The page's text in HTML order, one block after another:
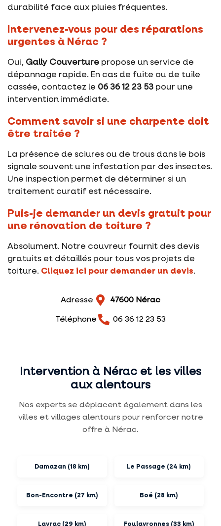
durabilité face aux pluies fréquentes.
Intervenez-vous pour des réparations
urgentes à Nérac ?
Oui, Gally Couverture propose un service de
dépannage rapide. En cas de fuite ou de tuile
cassée, contactez le 06 36 12 23 53 pour une
intervention immédiate.
Comment savoir si une charpente doit
être traitée ?
La présence de sciures ou de trous dans le bois
signale souvent une infestation par des insectes.
Une inspection permet de déterminer si un
traitement curatif est nécessaire.
Puis-je demander un devis gratuit pour
une rénovation de toiture ?
Absolument. Notre couvreur fournit des devis
gratuits et détaillés pour tous vos projets de
toiture. Cliquez ici pour demander un devis.
Adresse 47600 Nérac
Téléphone 06 36 12 23 53
Intervention à Nérac et les villes
aux alentours
Nos experts se déplacent également dans les
villes et villages alentours pour renforcer notre
offre à Nérac.
Damazan (18 km) Le Passage (24 km)
Bon-Encontre (27 km) Boé (28 km)
Layrac (29 km) Foulayronnes (33 km)